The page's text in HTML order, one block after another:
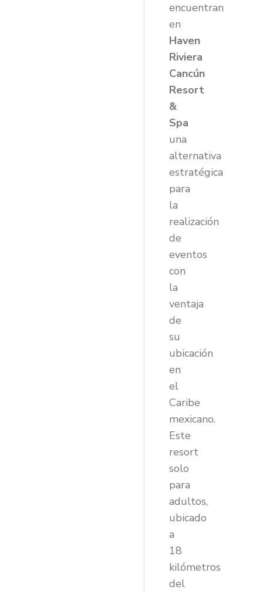
encuentran
en
Haven
Riviera
Cancún
Resort
&
Spa
una
alternativa
estratégica
para
la
realización
de
eventos
con
la
ventaja
de
su
ubicación
en
el
Caribe
mexicano.
Este
resort
solo
para
adultos,
ubicado
a
18
kilómetros
del